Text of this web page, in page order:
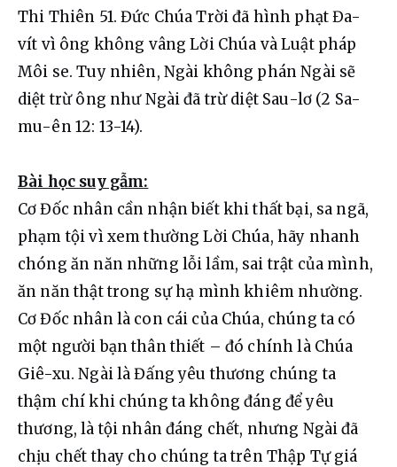
Thi Thiên 51. Đức Chúa Trời đã hình phạt Đa-
vít vì ông không vâng Lời Chúa và Luật pháp
Môi se. Tuy nhiên, Ngài không phán Ngài sẽ
diệt trừ ông như Ngài đã trừ diệt Sau-lơ (2 Sa-
mu-ên 12: 13-14).
Bài học suy gẫm:
Cơ Đốc nhân cần nhận biết khi thất bại, sa ngã,
phạm tội vì xem thường Lời Chúa, hãy nhanh
chóng ăn năn những lỗi lầm, sai trật của mình,
ăn năn thật trong sự hạ mình khiêm nhường.
Cơ Đốc nhân là con cái của Chúa, chúng ta có
một người bạn thân thiết – đó chính là Chúa
Giê-xu. Ngài là Đấng yêu thương chúng ta
thậm chí khi chúng ta không đáng để yêu
thương, là tội nhân đáng chết, nhưng Ngài đã
chịu chết thay cho chúng ta trên Thập Tự giá